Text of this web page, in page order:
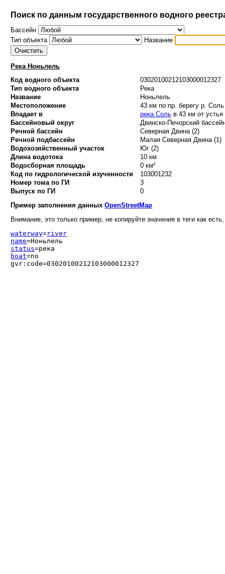
Поиск по данным государственного водного
Бассейн
Тип объекта
Название
Река Ноньлель
Код водного объекта
03020100212103000012327
Тип водного объекта
Река
Название
Ноньлель
Местоположение
43 км по пр. берегу р. Соль
Впадает в
река Сольв 43 км от устья
Бассейновый округ
Двинско-Печорский
Речной бассейн
Северная Двина (2)
Речной подбассейн
Малая Северная Двина (1)
Водохозяйственный участок
Юг (2)
Длина водотока
10 км
Водосборная площадь
0 км²
Код по гидрологической изученности
103001232
Номер тома по ГИ
3
Выпуск по ГИ
0
Пример заполнения данныхOpenStreetMap
Внимание, это только пример, не копируйте значения в теги как
waterway=river
name=Ноньлель
status=река
boat=no
gvr:code=03020100212103000012327